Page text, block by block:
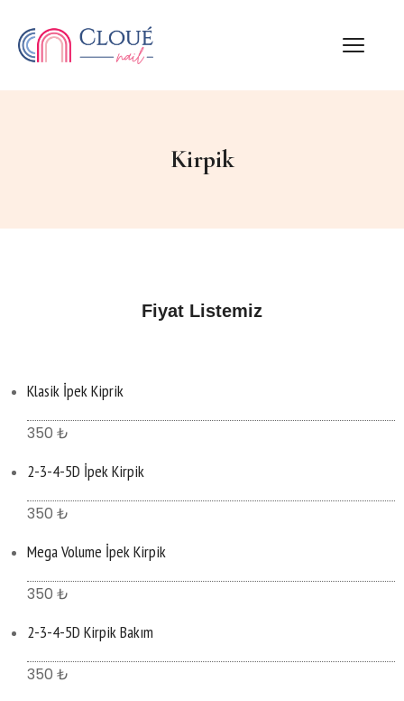
Kirpik
Fiyat Listemiz
Klasik İpek Kiprik
350 ₺
2-3-4-5D İpek Kirpik
350 ₺
Mega Volume İpek Kirpik
350 ₺
2-3-4-5D Kirpik Bakım
350 ₺